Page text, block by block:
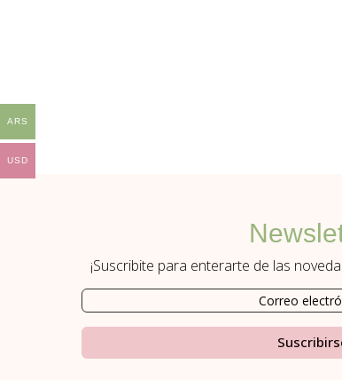
¡Suscribite para enterarte de las
ARS
USD